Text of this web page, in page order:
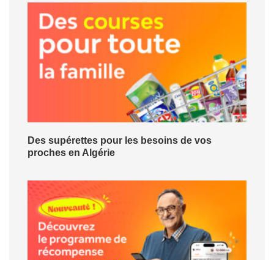
Des supérettes pour les besoins de vos
proches en Algérie